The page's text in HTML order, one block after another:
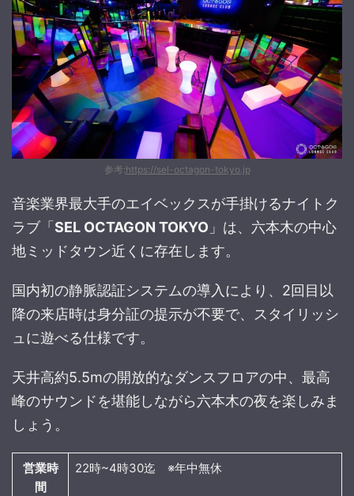
参考:https://sel-octagon-tokyo.jp
音楽業界最大手のエイベックスが手掛けるナイトク
ラブ「 SEL OCTAGON TOKYO 」は、六本木の中心
地ミッドタウン近くに存在します。
国内初の静脈認証システムの導入により、2回目以
降の来店時は身分証の提示が不要で、スタイリッシ
ュに遊べる仕様です。
天井高約5.5mの開放的なダンスフロアの中、最高
峰のサウンドを堪能しながら六本木の夜を楽しみま
しょう。
営業時
間
22時~4時30迄 ※年中無休